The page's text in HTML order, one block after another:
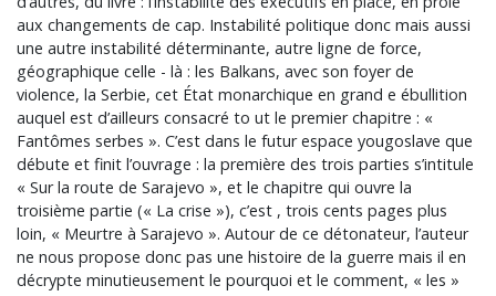
aux changements de cap. Instabilité politique donc mais aussi
une autre instabilité déterminante, autre ligne de force,
géographique celle - là : les Balkans, avec son foyer de
violence, la Serbie, cet État monarchique en grand e ébullition
auquel est d’ailleurs consacré to ut le premier chapitre : «
Fantômes serbes ». C’est dans le futur espace yougoslave que
débute et finit l’ouvrage : la première des trois parties s’intitule
« Sur la route de Sarajevo », et le chapitre qui ouvre la
troisième partie (« La crise »), c’est , trois cents pages plus
loin, « Meurtre à Sarajevo ». Autour de ce détonateur, l’auteur
ne nous propose donc pas une histoire de la guerre mais il en
décrypte minutieusement le pourquoi et le comment, « les »